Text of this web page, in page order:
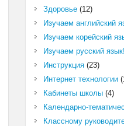
Здоровье(12)
Изучаем английский
Изучаем корейский
Изучаем русский язык!
Инструкция(23)
Интернет технологии
Кабинеты школы(4)
Календарно-
Классному